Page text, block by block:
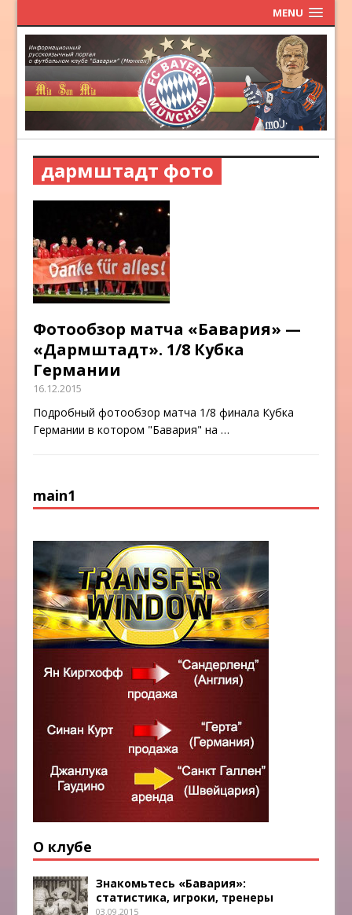
MENU
дармштадт фото
Фотообзор матча «Бавария» —
«Дармштадт». 1/8 Кубка
Германии
16.12.2015
Подробный фотообзор матча 1/8 финала Кубка
Германии в котором "Бавария" на…
main1
О клубе
Знакомьтесь «Бавария»:
статистика, игроки, тренеры
03.09.2015